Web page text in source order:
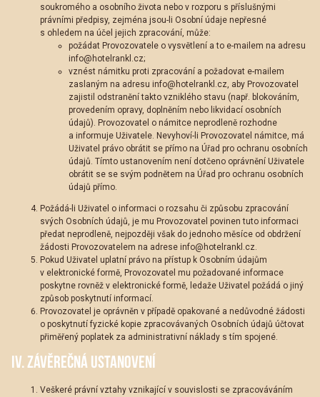
soukromého a osobního života nebo v rozporu s příslušnými
právními předpisy, zejména jsou-li Osobní údaje nepřesné
s ohledem na účel jejich zpracování, může:
požádat Provozovatele o vysvětlení a to e-mailem na adresu
info@hotelrankl.cz;
vznést námitku proti zpracování a požadovat e-mailem
zaslaným na adresu info@hotelrankl.cz, aby Provozovatel
zajistil odstranění takto vzniklého stavu (např. blokováním,
provedením opravy, doplněním nebo likvidací osobních
údajů). Provozovatel o námitce neprodleně rozhodne
a informuje Uživatele. Nevyhoví-li Provozovatel námitce, má
Uživatel právo obrátit se přímo na Úřad pro ochranu osobních
údajů. Tímto ustanovením není dotčeno oprávnění Uživatele
obrátit se se svým podnětem na Úřad pro ochranu osobních
údajů přímo.
Požádá-li Uživatel o informaci o rozsahu či způsobu zpracování
svých Osobních údajů, je mu Provozovatel povinen tuto informaci
předat neprodleně, nejpozději však do jednoho měsíce od obdržení
žádosti Provozovatelem na adrese info@hotelrankl.cz.
Pokud Uživatel uplatní právo na přístup k Osobním údajům
v elektronické formě, Provozovatel mu požadované informace
poskytne rovněž v elektronické formě, ledaže Uživatel požádá o jiný
způsob poskytnutí informací.
Provozovatel je oprávněn v případě opakované a nedůvodné žádosti
o poskytnutí fyzické kopie zpracovávaných Osobních údajů účtovat
přiměřený poplatek za administrativní náklady s tím spojené.
IV. ZÁVĚREČNÁ USTANOVENÍ
Veškeré právní vztahy vznikající v souvislosti se zpracováváním